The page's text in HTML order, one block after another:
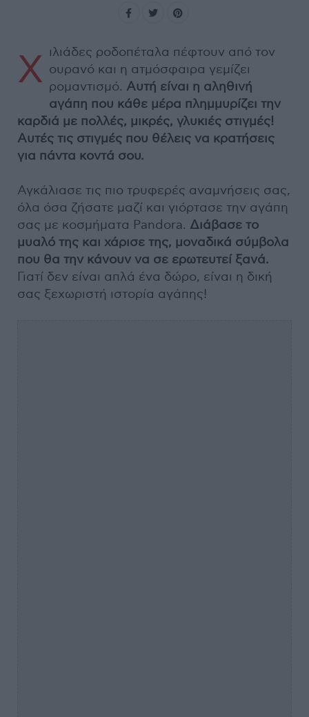
Χ ιλιάδες ροδοπέταλα πέφτουν από τον
ουρανό και η ατμόσφαιρα γεμίζει
ρομαντισμό. Αυτή είναι η αληθινή
αγάπη που κάθε μέρα πλημμυρίζει την
καρδιά με πολλές, μικρές, γλυκιές στιγμές!
Αυτές τις στιγμές που θέλεις να κρατήσεις
για πάντα κοντά σου.
Αγκάλιασε τις πιο τρυφερές αναμνήσεις σας,
όλα όσα ζήσατε μαζί και γιόρτασε την αγάπη
σας με κοσμήματα Pandora. Διάβασε το
μυαλό της και χάρισε της, μοναδικά σύμβολα
που θα την κάνουν να σε ερωτευτεί ξανά.
Γιατί δεν είναι απλά ένα δώρο, είναι η δική
σας ξεχωριστή ιστορία αγάπης!